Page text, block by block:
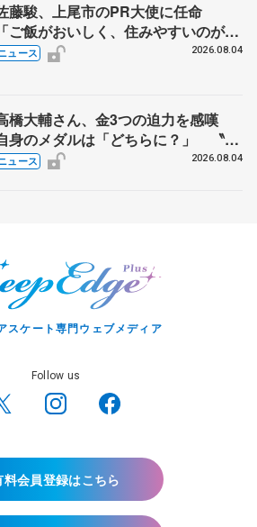
藤駿、上尾市のPR大使に任命
「ご飯がおいしく、住みやすいのが魅
」
ュース 2026.08.04
橋大輔さん、金3つの迫力を感嘆
身のメダルは「どちらに？」 〝リ
兄弟〟オリンピック3連覇の野村忠
ュース 2026.08.04
スケート専門ウェブメディア
Follow us
料会員登録はこちら